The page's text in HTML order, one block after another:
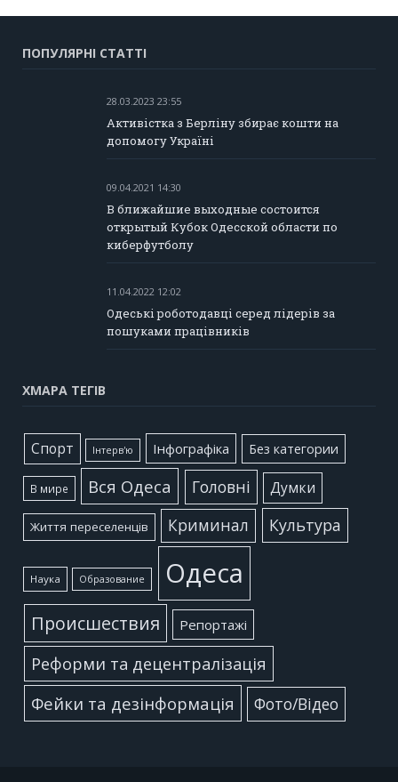
ПОПУЛЯРНІ СТАТТІ
28.03.2023 23:55
Активістка з Берліну збирає кошти на
допомогу Україні
09.04.2021 14:30
В ближайшие выходные состоится
открытый Кубок Одесской области по
киберфутболу
11.04.2022 12:02
Одеські роботодавці серед лідерів за
пошуками працівників
ХМАРА ТЕГІВ
Cпорт Інтерв'ю Інфографіка Без категории
В мире Вся Одеса Головні Думки
Життя переселенців Криминал Культура
Наука Образование Одеса
Происшествия Репортажі
Реформи та децентралізація
Фейки та дезінформація
Фото/Відео